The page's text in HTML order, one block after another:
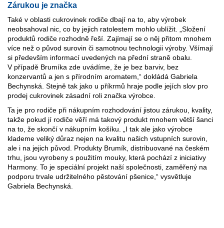
Zárukou je značka
Také v oblasti cukrovinek rodiče dbají na to, aby výrobek
neobsahoval nic, co by jejich ratolestem mohlo ublížit. „Složení
produktů rodiče rozhodně řeší. Zajímají se o něj přitom mnohem
více než o původ surovin či samotnou technologii výroby. Všímají
si především informací uvedených na přední straně obalu.
V případě Brumíka zde uvádíme, že je bez barviv, bez
konzervantů a jen s přírodním aromatem,“ dokládá Gabriela
Bechynská. Stejně tak jako u příkrmů hraje podle jejích slov pro
prodej cukrovinek zásadní roli značka výrobce.
Ta je pro rodiče při nákupním rozhodování jistou zárukou, kvality,
takže pokud jí rodiče věří má takový produkt mnohem větší šanci
na to, že skončí v nákupním košíku. „I tak ale jako výrobce
klademe veliký důraz nejen na kvalitu našich vstupních surovin,
ale i na jejich původ. Produkty Brumík, distribuované na českém
trhu, jsou vyrobeny s použitím mouky, která pochází z iniciativy
Harmony. To je speciální projekt naší společnosti, zaměřený na
podporu trvale udržitelného pěstování pšenice,“ vysvětluje
Gabriela Bechynská.